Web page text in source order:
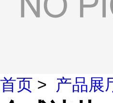
首页 > 产品展